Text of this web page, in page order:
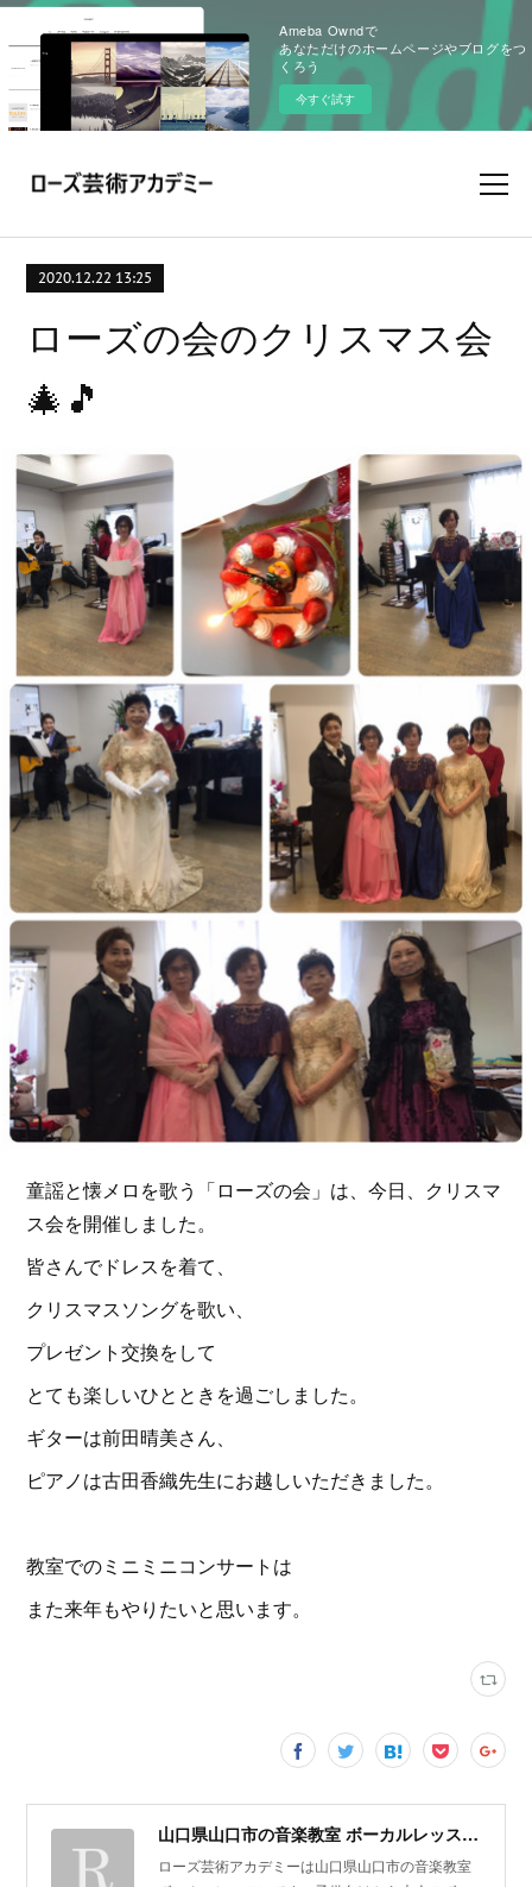
Ameba Owndで
あなただけのホームページやブログをつ
くろう
今すぐ試す
2020.12.22 13:25
ローズの会のクリスマス会
🎄🎵
童謡と懐メロを歌う「ローズの会」は、今日、クリスマ
ス会を開催しました。
皆さんでドレスを着て、
クリスマスソングを歌い、
プレゼント交換をして
とても楽しいひとときを過ごしました。
ギターは前田晴美さん、
ピアノは古田香織先生にお越しいただきました。
教室でのミニミニコンサートは
また来年もやりたいと思います。
山口県山口市の音楽教室 ボーカルレッスン | ローズ芸術アカデミー
ローズ芸術アカデミーは山口県山口市の音楽教室